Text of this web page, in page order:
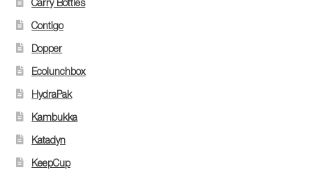
Carry Bottles
Contigo
Dopper
Ecolunchbox
HydraPak
Kambukka
Katadyn
KeepCup